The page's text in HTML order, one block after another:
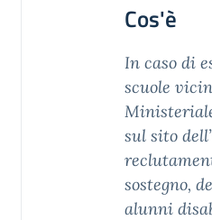
Cos'è
In caso di
scuole
sul sito
sostegno,
alunni